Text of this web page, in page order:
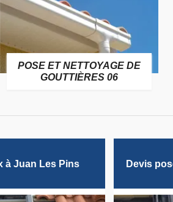
POSE ET NETTOYAGE DE
GOUTTIÈRES 06
à Juan Les Pins Devis